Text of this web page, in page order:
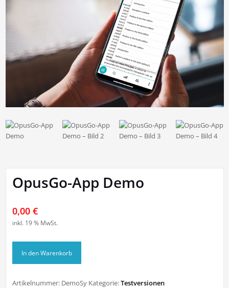
OpusGo-App Demo
0,00€
inkl. 19 % MwSt.
App
Menge
In den Warenkorb
Artikelnummer: DemoSy Kategorie:Testversionen